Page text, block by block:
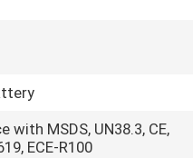
with MSDS, UN38.3, CE,
ECE-R100